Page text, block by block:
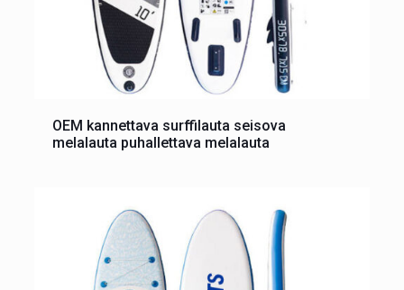
OEM kannettava surffilauta seisova
melalauta puhallettava melalauta